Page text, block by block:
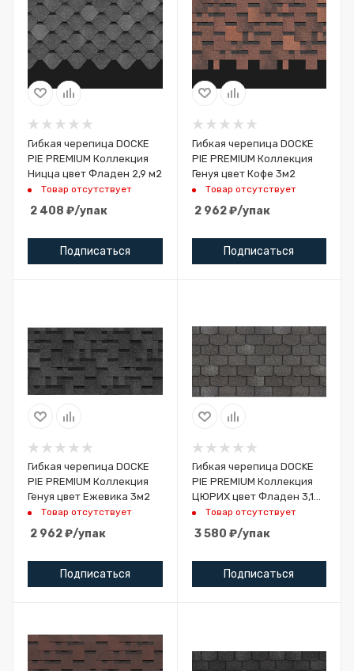
Гибкая черепица DOCKE
PIE PREMIUM Коллекция
Ницца цвет Фладен 2,9 м2
Товар отсутствует
2 408 ₽/упак
Подписаться
Гибкая черепица DOCKE
PIE PREMIUM Коллекция
Генуя цвет Кофе 3м2
Товар отсутствует
2 962₽/упак
Подписаться
Гибкая черепица DOCKE
PIE PREMIUM Коллекция
Генуя цвет Ежевика 3м2
Товар отсутствует
2 962₽/упак
Подписаться
Гибкая черепица DOCKE
PIE PREMIUM Коллекция
ЦЮРИХ цвет Фладен 3,1
м.кв.Товар отсутствует
3 580 ₽/упак
Подписаться